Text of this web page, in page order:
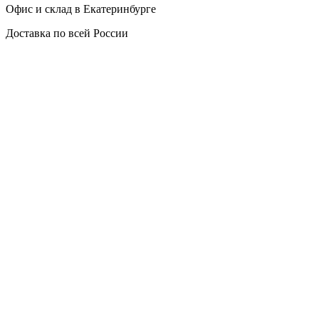
Офис и склад в Екатеринбурге
Доставка по всей России